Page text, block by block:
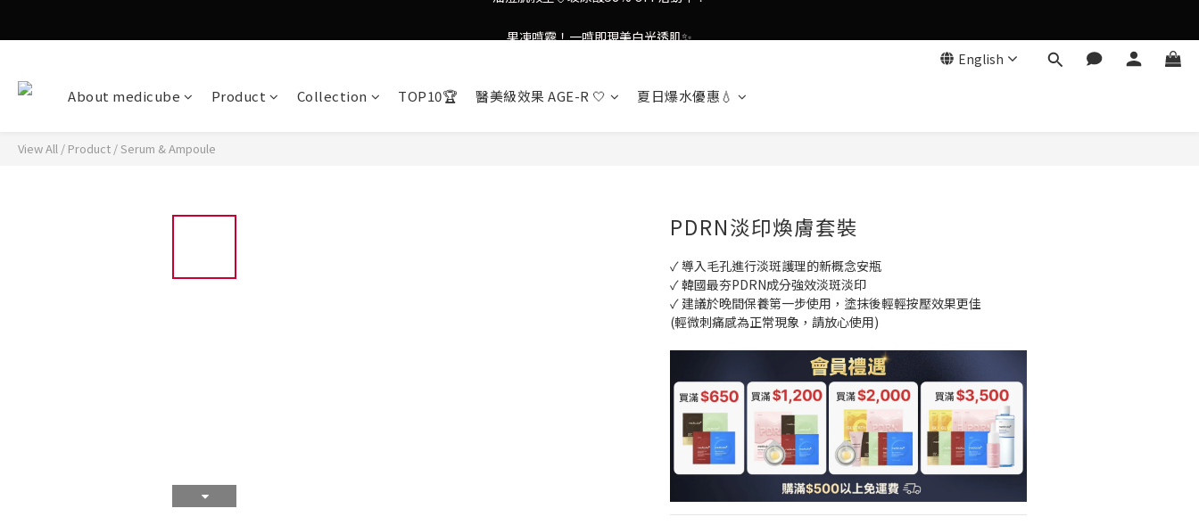
English
About medicube Product Collection TOP10🏆 醫美級效果 AGE-R 🤍 夏日爆水優惠💧
View All / Product /Serum & Ampoule
PDRN淡印煥膚套裝
✓ 導入毛孔進行淡斑護理的新概念安瓶
✓ 韓國最夯PDRN成分強效淡斑淡印
✓ 建議於晚間保養第一步使用，塗抹後輕輕按壓效果更佳
(輕微刺痛感為正常現象，請放心使用)